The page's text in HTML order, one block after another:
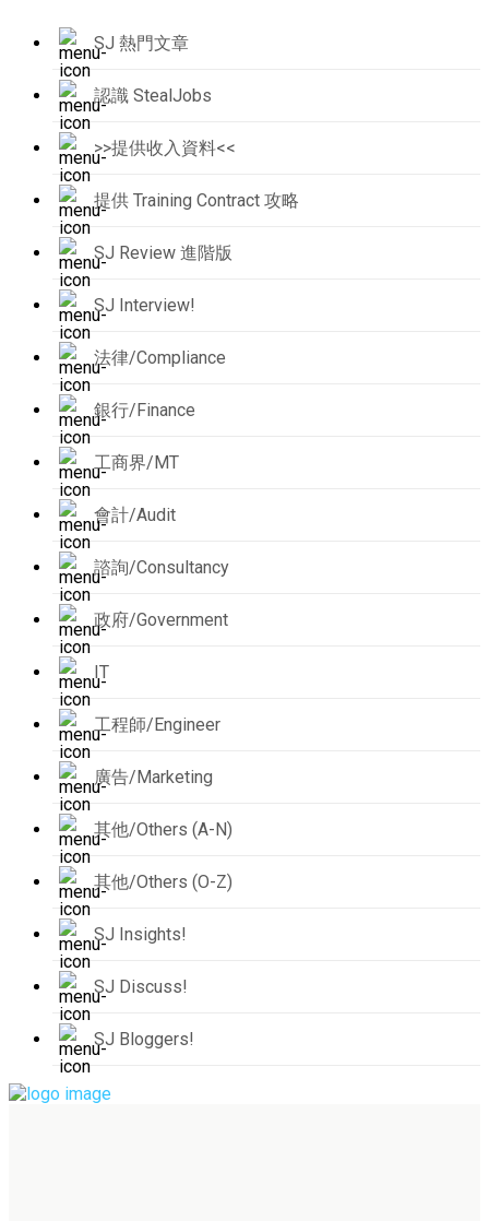
SJ 熱門文章
認識 StealJobs
>>提供收入資料<<
提供 Training Contract 攻略
SJ Review 進階版
SJ Interview!
法律/Compliance
銀行/Finance
工商界/MT
會計/Audit
諮詢/Consultancy
政府/Government
IT
工程師/Engineer
廣告/Marketing
其他/Others (A-N)
其他/Others (O-Z)
SJ Insights!
SJ Discuss!
SJ Bloggers!